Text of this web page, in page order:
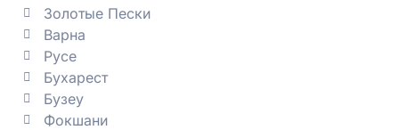
Золотые Пески
Варна
Русе
Бухарест
Бузеу
Фокшани